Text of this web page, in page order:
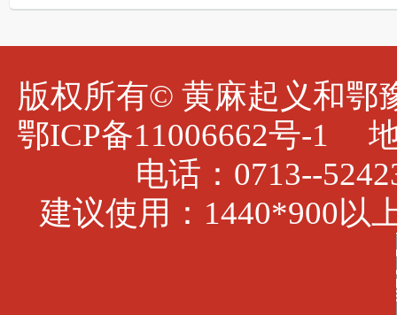
版权所有© 黄麻起义和鄂
鄂ICP备11006662号-1
电话：0713--
建议使用：1440*900以